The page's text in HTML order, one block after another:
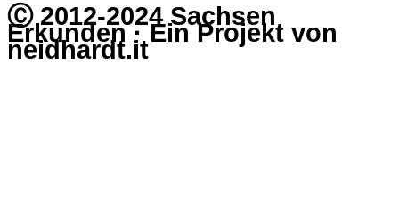
Ⓒ 2012-2024 Sachsen
Erkunden · Ein Projekt von
neidhardt.it